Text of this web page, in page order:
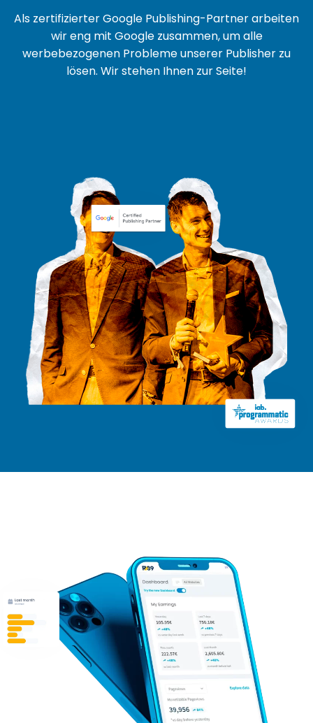
Als zertifizierter Google Publishing-Partner arbeiten
wir eng mit Google zusammen, um alle
werbebezogenen Probleme unserer Publisher zu
lösen. Wir stehen Ihnen zur Seite!